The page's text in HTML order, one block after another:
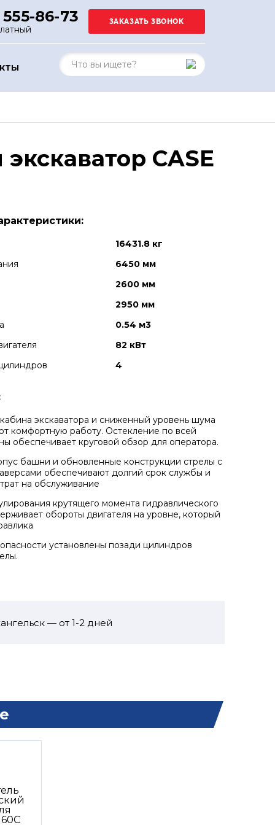
86-73
CASE
16431.8 кг
6450 мм
2600 мм
2950 мм
0.54 м3
82 кВт
4
экскаватора и сниженный уровень шума
комфортную работу. Остекление по всей
обеспечивает круговой обзор для оператора.
башни и обновленные конструкции стрелы с
обеспечивают долгий срок службы и
на обслуживание
крутящего момента гидравлического
обороты двигателя на уровне, который
установлены позади цилиндров
— от 1-2 дней